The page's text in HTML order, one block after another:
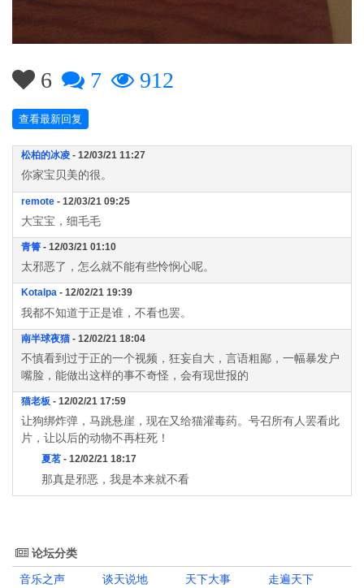
6 7 912
查看最新回复
松柏的冰凌 - 12/03/21 11:27
你家宝贝美的很。
remote - 12/03/21 09:25
大宝宝，细毛毛
青箐 - 12/03/21 01:10
太邪恶了，怎么就不能有些怜悯心呢。
Kotalpa - 12/02/21 19:39
我都不知道于正是谁，不看也罢。
南半球夜猫 - 12/02/21 18:04
不慎看到过于正的一个视频，狂妄自大，言语粗鄙，一幅暴发户
嘴脸，能做出这样的事不奇怪，会有现世报的
猫老板 - 12/02/21 17:59
让狗绑炸弹，马跳悬崖，现在又给猫灌毒药。号召所有人罢看此
片，让以后的动物不再枉死！
夏茗 - 12/02/21 18:17
那真是邪恶，我是本来就不看
论坛分类
音乐之声
谈天说地 天下大事
走遍天下